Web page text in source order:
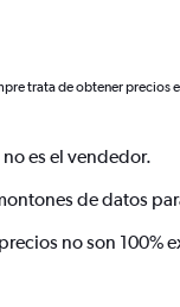
trata de obtener precios
es el vendedor.
de datos
no son 100%